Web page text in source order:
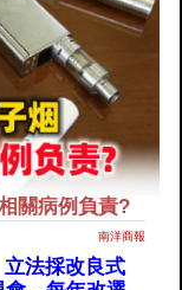
關病例負責?
南洋商報
法採改良式